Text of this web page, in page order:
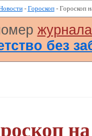
- Гороскоп- Гороскоп
без